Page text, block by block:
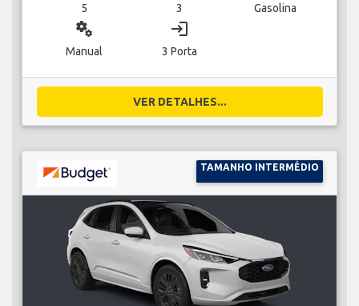
5 3 Gasolina
miscellaneous_services
Manual
login
3 Porta
VER DETALHES...
TAMANHO INTERMÉDIO